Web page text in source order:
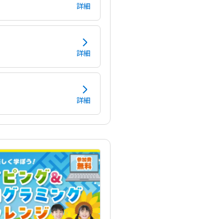
詳細
詳細
詳細